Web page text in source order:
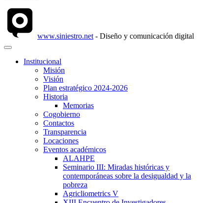
www.siniestro.net - Diseño y comunicación digital
Institucional
Misión
Visión
Plan estratégico 2024-2026
Historia
Memorias
Cogobierno
Contactos
Transparencia
Locaciones
Eventos académicos
ALAHPE
Seminario III: Miradas históricas y
contemporáneas sobre la desigualdad y la
pobreza
Agricliometrics V